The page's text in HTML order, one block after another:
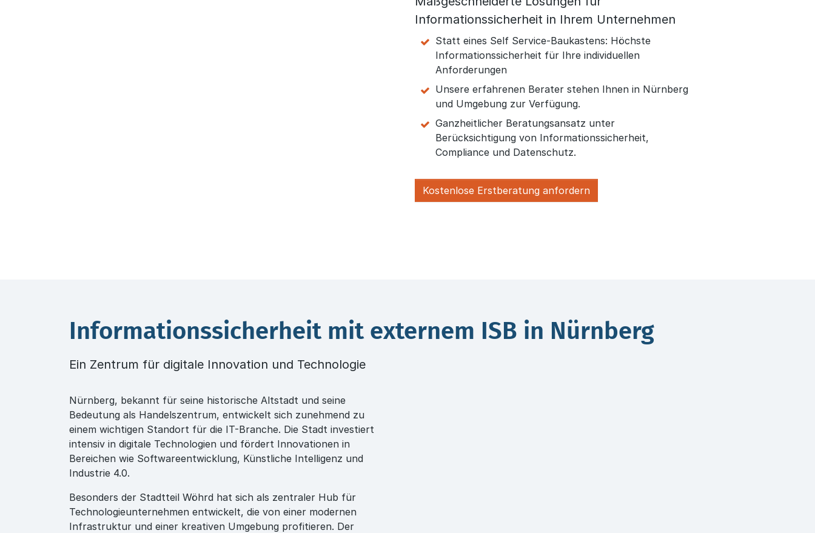
Informationssicherheit in Ihrem Unternehmen
Statt eines Self Service-Baukastens: Höchste
Informationssicherheit für Ihre individuellen
Anforderungen
Unsere erfahrenen Berater stehen Ihnen in Nürnberg
und Umgebung zur Verfügung.
Ganzheitlicher Beratungsansatz unter
Berücksichtigung von Informationssicherheit,
Compliance und Datenschutz.
Kostenlose Erstberatung anfordern
Informationssicherheit mit externem ISB in Nürnberg
Ein Zentrum für digitale Innovation und Technologie
Nürnberg, bekannt für seine historische Altstadt und seine
Bedeutung als Handelszentrum, entwickelt sich zunehmend zu
einem wichtigen Standort für die IT-Branche. Die Stadt investiert
intensiv in digitale Technologien und fördert Innovationen in
Bereichen wie Softwareentwicklung, Künstliche Intelligenz und
Industrie 4.0.
Besonders der Stadtteil Wöhrd hat sich als zentraler Hub für
Technologieunternehmen entwickelt, die von einer modernen
Infrastruktur und einer kreativen Umgebung profitieren. Der